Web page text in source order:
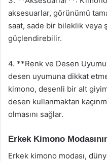
aksesuarlar, görünümü
saat, sade bir bileklik veya
güçlendirebilir.
4. **Renk ve Desen
desen uyumuna dikkat
kimono, desenli bir alt
desen kullanmaktan
olmasını sağlar.
Erkek Kimono
Erkek kimono modası,